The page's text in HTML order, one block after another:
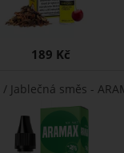
189 Kč
/ Jablečná směs -